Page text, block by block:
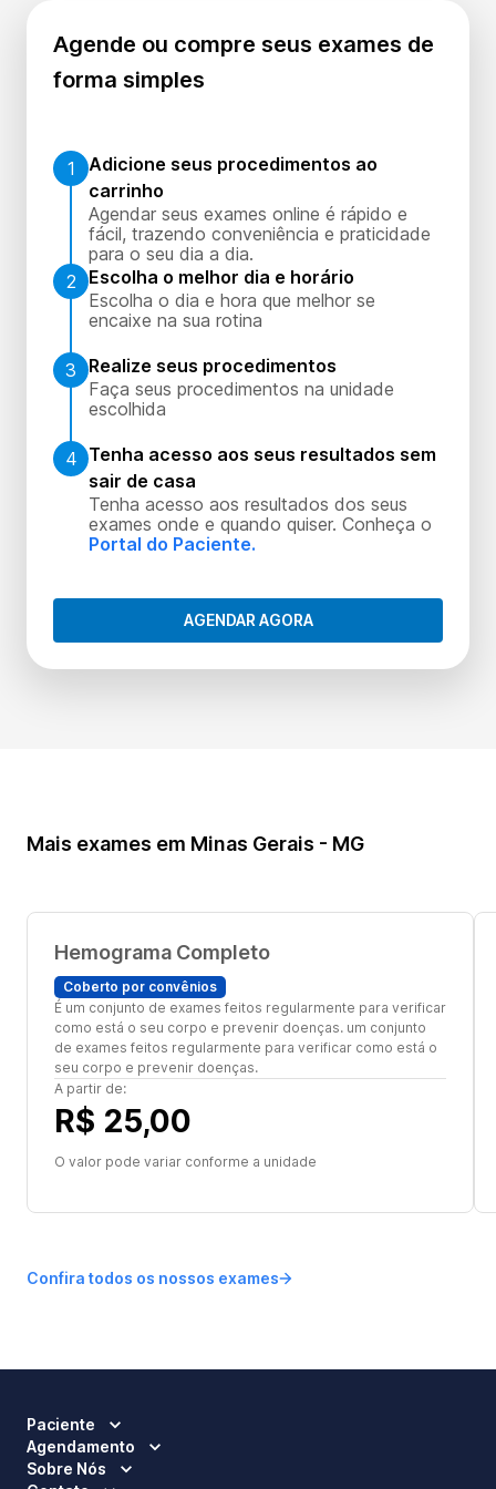
Agende ou compre seus exames de
forma simples
1
Adicione seus procedimentos ao
carrinho
Agendar seus exames online é rápido e
fácil, trazendo conveniência e praticidade
para o seu dia a dia.
2
Escolha o melhor dia e horário
Escolha o dia e hora que melhor se
encaixe na sua rotina
3
Realize seus procedimentos
Faça seus procedimentos na unidade
escolhida
4 Tenha acesso aos seus resultados sem
sair de casa
Tenha acesso aos resultados dos seus
exames onde e quando quiser. Conheça o
Portal do Paciente.
AGENDAR AGORA
Mais exames em Minas Gerais - MG
Hemograma Completo
Coberto por convênios
É um conjunto de exames feitos regularmente para verificar
como está o seu corpo e prevenir doenças. um conjunto
de exames feitos regularmente para verificar como está o
seu corpo e prevenir doenças.
A partir de:
R$ 25,00
O valor pode variar conforme a unidade
Confira todos os nossos exames
Paciente
Agendamento
Sobre Nós